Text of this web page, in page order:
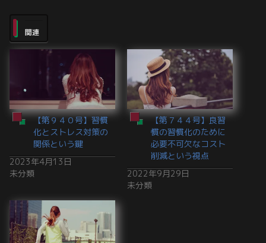
関連
【第９４０号】習慣
化とストレス対策の
関係という鍵
2023年4月13日
未分類
【第７４４号】良習
慣の習慣化のために
必要不可欠なコスト
削減という視点
2022年9月29日
未分類